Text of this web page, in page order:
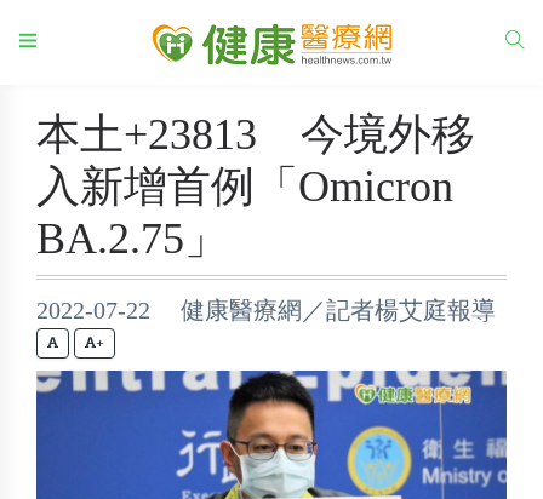
本土+23813 今境外移
入新增首例「Omicron
BA.2.75」
2022-07-22 健康醫療網／記者楊艾庭報導
+